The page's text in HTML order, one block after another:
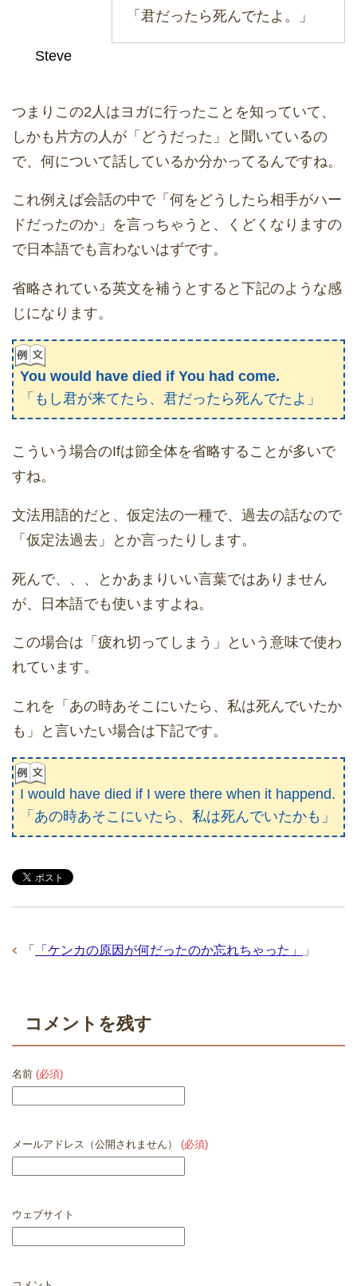
Steve
「君だったら死んでたよ。」
つまりこの2人はヨガに行ったことを知っていて、
しかも片方の人が「どうだった」と聞いているの
で、何について話しているか分かってるんですね。
これ例えば会話の中で「何をどうしたら相手がハー
ドだったのか」を言っちゃうと、くどくなりますの
で日本語でも言わないはずです。
省略されている英文を補うとすると下記のような感
じになります。
You would have died if You had come.
「もし君が来てたら、君だったら死んでたよ」
こういう場合のIfは節全体を省略することが多いで
すね。
文法用語的だと、仮定法の一種で、過去の話なので
「仮定法過去」とか言ったりします。
死んで、、、とかあまりいい言葉ではありません
が、日本語でも使いますよね。
この場合は「疲れ切ってしまう」という意味で使わ
れています。
これを「あの時あそこにいたら、私は死んでいたか
も」と言いたい場合は下記です。
I would have died if I were there when it happend.
「あの時あそこにいたら、私は死んでいたかも」
「 「ケンカの原因が何だったのか忘れちゃった」 」
コメントを残す
名前 (必須)
メールアドレス（公開されません） (必須)
ウェブサイト